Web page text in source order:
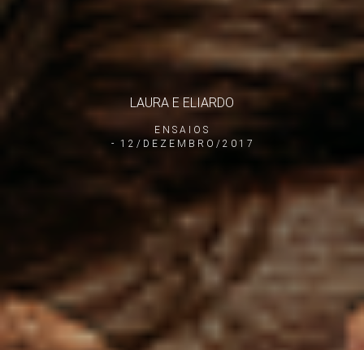
ENSAIOS
12/DEZEMBRO/2017
LAURA E ELIARDO